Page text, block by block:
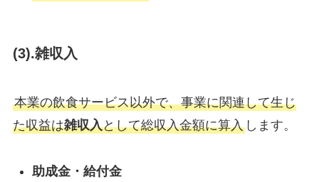
(3).雑収入
本業の飲食サービス以外で、事業に関連して生じ
た収益は雑収入として総収入金額に算入します。
助成金・給付金